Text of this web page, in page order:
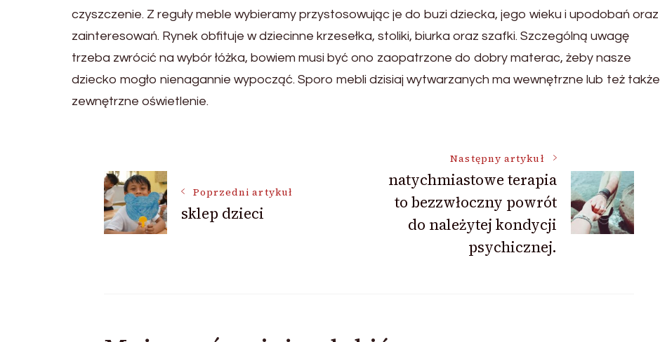
czyszczenie. Z reguły meble wybieramy przystosowując je do buzi dziecka, jego wieku i upodobań oraz
zainteresowań. Rynek obfituje w dziecinne krzesełka, stoliki, biurka oraz szafki. Szczególną uwagę
trzeba zwrócić na wybór łóżka, bowiem musi być ono zaopatrzone do dobry materac, żeby nasze
dziecko mogło nienagannie wypocząć. Sporo mebli dzisiaj wytwarzanych ma wewnętrzne lub też także
zewnętrzne oświetlenie.
Nawigacja
wpisu
Poprzedni artykuł
sklep dzieci
Następny artykuł
natychmiastowe terapia
to bezzwłoczny powrót
do należytej kondycji
psychicznej.